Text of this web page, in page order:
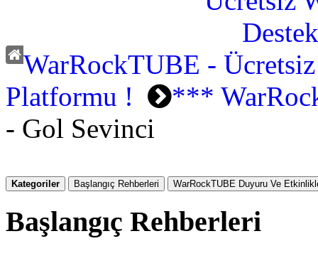
WarRockTUBE -
Platformu !
***
- Gol Sevinci
Kategoriler Başlangıç Rehberleri WarRockTUBE Duyuru Ve
Başlangıç Rehberleri